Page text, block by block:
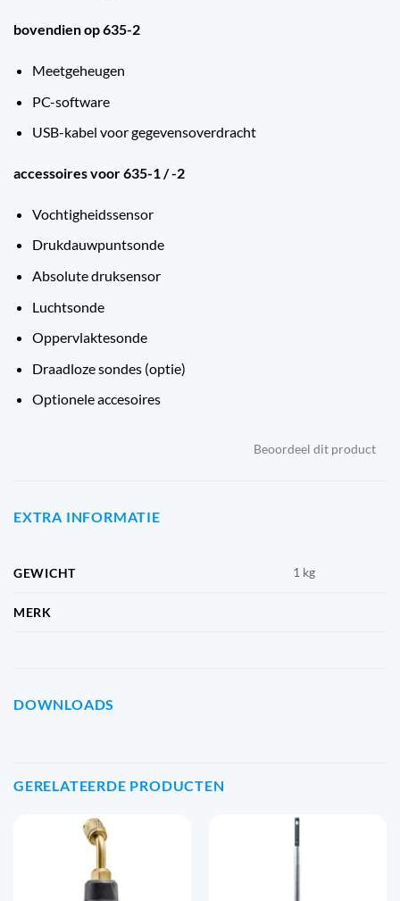
bovendien op 635-2
Meetgeheugen
PC-software
USB-kabel voor gegevensoverdracht
accessoires voor 635-1 / -2
Vochtigheidssensor
Drukdauwpuntsonde
Absolute druksensor
Luchtsonde
Oppervlaktesonde
Draadloze sondes (optie)
Optionele accesoires
Beoordeel dit product
EXTRA INFORMATIE
GEWICHT 1 kg
MERK
DOWNLOADS
GERELATEERDE PRODUCTEN